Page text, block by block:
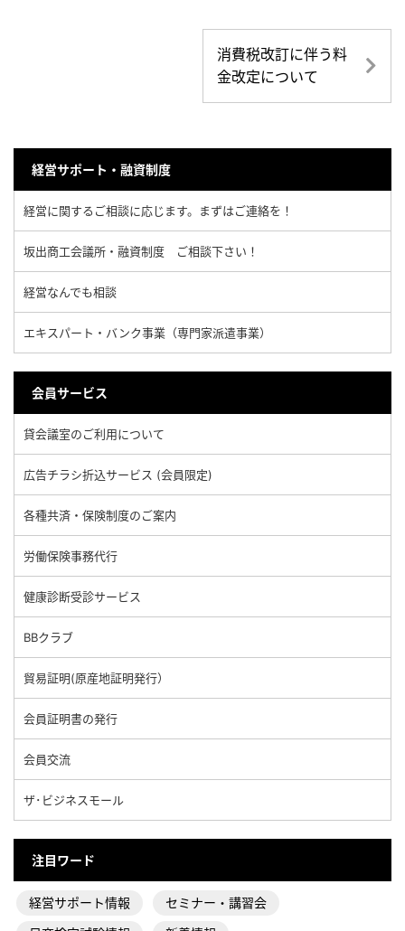
消費税改訂に伴う料
金改定について
経営サポート・融資制度
経営に関するご相談に応じます。まずはご連絡を！
坂出商工会議所・融資制度 ご相談下さい！
経営なんでも相談
エキスパート・バンク事業（専門家派遣事業）
会員サービス
貸会議室のご利用について
広告チラシ折込サービス (会員限定)
各種共済・保険制度のご案内
労働保険事務代行
健康診断受診サービス
BBクラブ
貿易証明(原産地証明発行）
会員証明書の発行
会員交流
ザ･ビジネスモール
注目ワード
経営サポート情報
セミナー・講習会